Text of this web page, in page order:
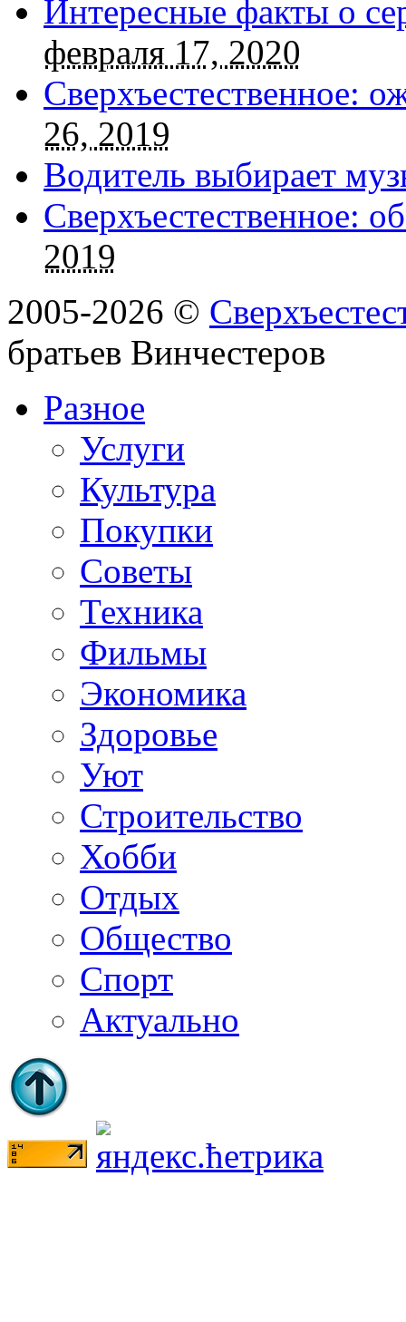
Интересные факты о
февраля 17, 2020
Сверхъестественное:
26, 2019
Водитель выбирает
Сверхъестественное:
2019
2005-2026 ©
братьев Винчестеров
Разное
Услуги
Культура
Покупки
Советы
Техника
Фильмы
Экономика
Здоровье
Уют
Строительство
Хобби
Отдых
Общество
Спорт
Актуально